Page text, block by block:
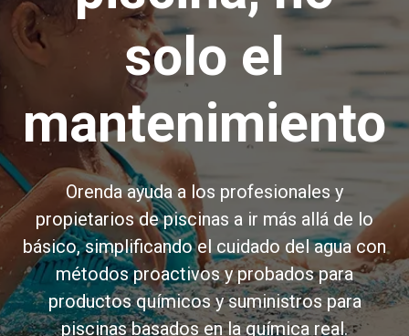
solo el
mantenimiento
Orenda ayuda a los profesionales y
propietarios de piscinas a ir más allá de lo
básico, simplificando el cuidado del agua con
métodos proactivos y probados para
productos químicos y suministros para
piscinas basados en la química real.